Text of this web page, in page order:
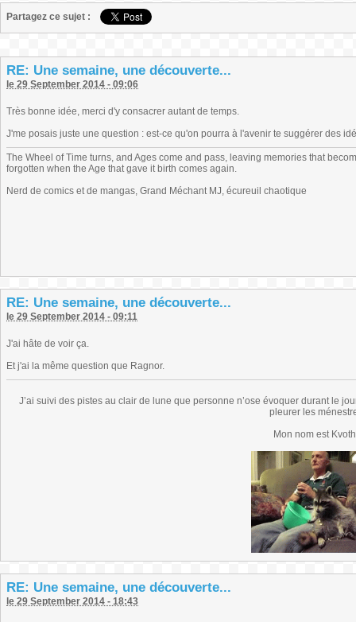
Partagez ce sujet :
RE: Une semaine, une découverte...
le 29 September 2014 - 09:06
Très bonne idée, merci d'y consacrer autant de temps.
J'me posais juste une question : est-ce qu'on pourra à l'avenir te suggérer des
The Wheel of Time turns, and Ages come and pass, leaving memories that
forgotten when the Age that gave it birth comes again.
Nerd de comics et de mangas, Grand Méchant MJ, écureuil chaotique
RE: Une semaine, une découverte...
le 29 September 2014 - 09:11
J'ai hâte de voir ça.
Et j'ai la même question que Ragnor.
J’ai suivi des pistes au clair de lune que personne n’ose évoquer durant le
pleurer les
Mon nom est
RE: Une semaine, une découverte...
le 29 September 2014 - 18:43